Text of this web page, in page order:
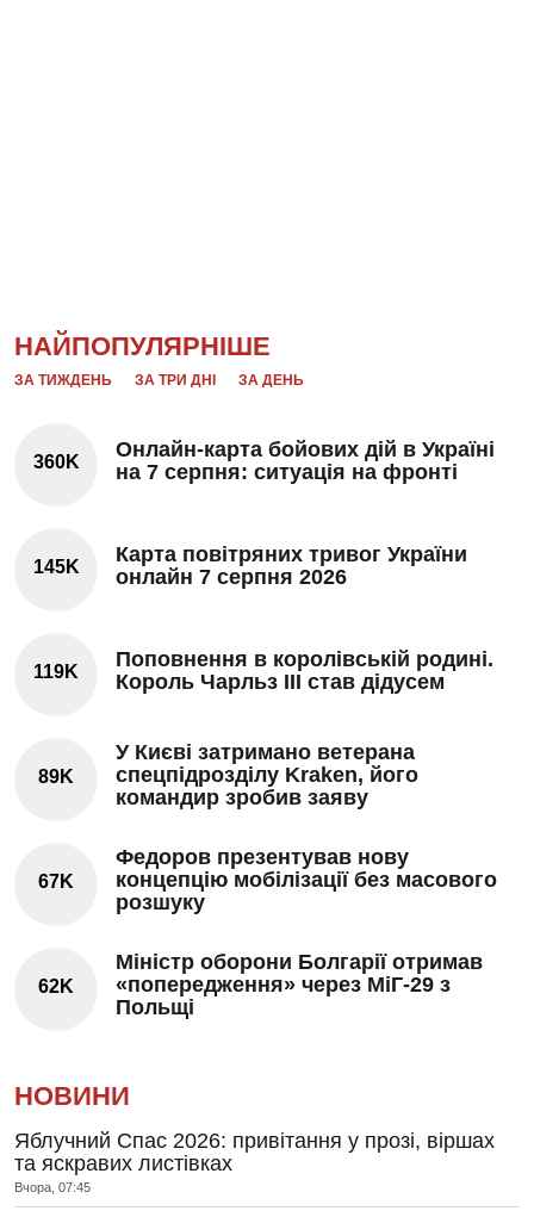
НАЙПОПУЛЯРНІШЕ
ЗА ТИЖДЕНЬ ЗА ТРИ ДНІ ЗА ДЕНЬ
360K
Онлайн-карта бойових дій в Україні
на 7 серпня: ситуація на фронті
145K
Карта повітряних тривог України
онлайн 7 серпня 2026
119K
Поповнення в королівській родині.
Король Чарльз III став дідусем
89K
У Києві затримано ветерана
спецпідрозділу Kraken, його
командир зробив заяву
67K
Федоров презентував нову
концепцію мобілізації без масового
розшуку
62K
Міністр оборони Болгарії отримав
«попередження» через МіГ-29 з
Польщі
НОВИНИ
Яблучний Спас 2026: привітання у прозі, віршах
та яскравих листівках
Вчора, 07:45